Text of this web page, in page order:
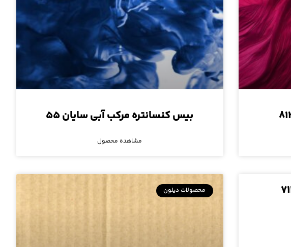
بیس کنسانتره مرکب آبی سایان ۵۵
مشاهده محصول
محصولات دیلون